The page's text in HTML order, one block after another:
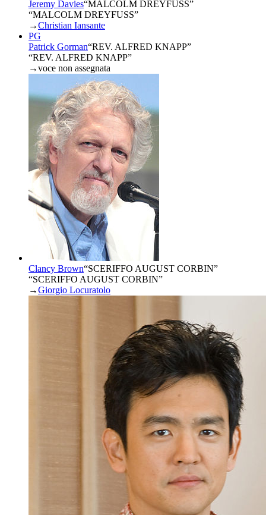
Jeremy Davies“MALCOLM DREYFUSS”
“MALCOLM DREYFUSS”
→Christian Iansante
PG
Patrick Gorman“REV. ALFRED KNAPP”
“REV. ALFRED KNAPP”
→voce non assegnata
Clancy Brown“SCERIFFO AUGUST CORBIN”
“SCERIFFO AUGUST CORBIN”
→Giorgio Locuratolo